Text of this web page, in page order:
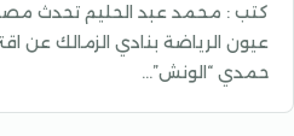
كتب : محمد عبد الحليم تحدث
عيون الرياضة بنادي الزمالك عن
حمدي “الونش”…